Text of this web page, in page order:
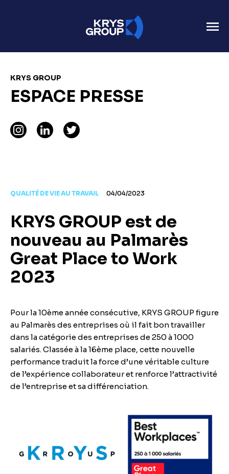
KRYS GROUP
ESPACE PRESSE
QUALITÉ DE VIE AU TRAVAIL 04/04/2023
KRYS GROUP est de
nouveau au Palmarès
Great Place to Work
2023
Pour la 10ème année consécutive, KRYS GROUP figure
au Palmarès des entreprises où il fait bon travailler
dans la catégorie des entreprises de 250 à 1000
salariés. Classée à la 16ème place, cette nouvelle
performance traduit la force d’une véritable culture
de l’expérience collaborateur et renforce l’attractivité
de l’entreprise et sa différenciation.